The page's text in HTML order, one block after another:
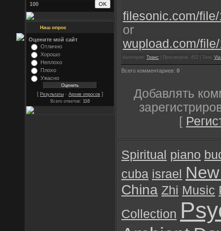
100
Наш опрос
Оцените мой сайт
Отлично
Хорошо
Неплохо
Плохо
Ужасно
[ Результаты · Архив опросов ]
Всего ответов: 110
filesonic.com/
or
wupload.com/
Категория: Транс | Просмотров: 452 | Теги:
Всего комментариев: 0
Добавлять
[
Spiritual piano
cuba israel
China Zhi Music
Collection